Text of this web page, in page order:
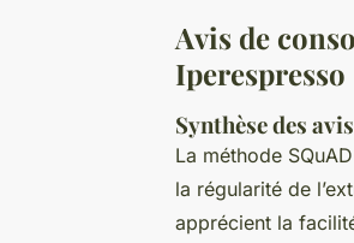
Avis de
Iperespresso
Synthèse des
La méthode
la régularité de
apprécient la